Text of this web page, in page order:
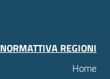
NORMATTIVA REGIONI
Home